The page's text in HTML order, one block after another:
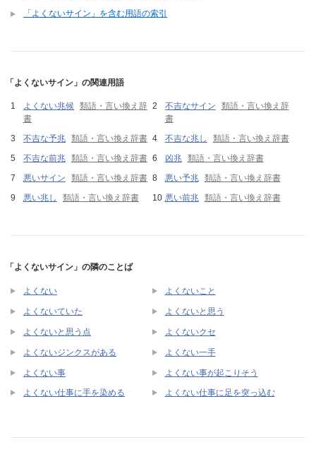
「よくないサイン」を含む用語の索引
「よくないサイン」の関連用語
よくない兆候 類語・言い換え辞
書
不吉なサイン
類語・言い換え辞
書
不吉な予兆 類語・言い換え辞書 不吉な兆し
類語・言い換え辞書
不吉な前兆 類語・言い換え辞書 凶兆 類語・言い換え辞書
悪いサイン
類語・言い換え辞書 悪い予兆 類語・言い換え辞書
悪い兆し
類語・言い換え辞書 悪い前兆 類語・言い換え辞書
「よくないサイン」の隣のことば
よくない よくないこと
よくないていた よくないと思う
よくないと思う点 よくないクセ
よくないジンクスがある よくない一手
よくない事 よくない事が起こりそう
よくない仕事に手を染める よくない仕事に足を突っ込む